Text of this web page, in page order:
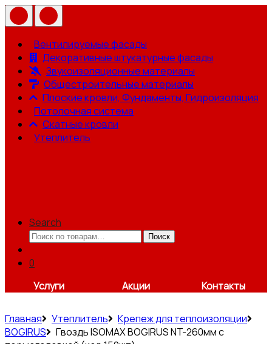
Вентилируемые фасады
Декоративные штукатурные фасады
Звукоизоляционные материалы
Общестроительные материалы
Плоские кровли, Фундаменты, Гидроизоляция
Потолочная система
Скатные кровли
Утеплитель
Search
Искать:
Поиск
0
Услуги
Акции Контакты
Главная Утеплитель
Крепеж для теплоизоляции
BOGIRUS
Гвоздь ISOMAX BOGIRUS NT-260мм с